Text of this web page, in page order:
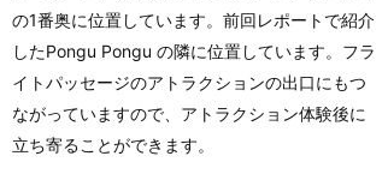
の1番奥に位置しています。前回レポートで紹介
したPongu Pongu の隣に位置しています。フラ
イトパッセージのアトラクションの出口にもつ
ながっていますので、アトラクション体験後に
立ち寄ることができます。